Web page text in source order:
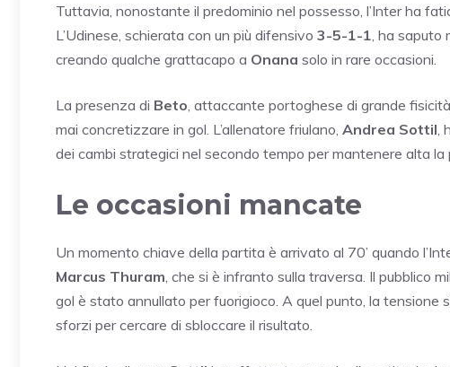
Tuttavia, nonostante il predominio nel possesso, l’Inter ha
L’Udinese, schierata con un più difensivo 3-5-1-1 , ha
creando qualche grattacapo a Onana solo in rare occasioni.
La presenza di Beto , attaccante portoghese di grande
mai concretizzare in gol. L’allenatore friulano, Andrea Sottil
dei cambi strategici nel secondo tempo per mantenere alta la
Le occasioni mancate
Un momento chiave della partita è arrivato al 70’ quando
Marcus Thuram , che si è infranto sulla traversa. Il pubblico
gol è stato annullato per fuorigioco. A quel punto, la
sforzi per cercare di sbloccare il risultato.